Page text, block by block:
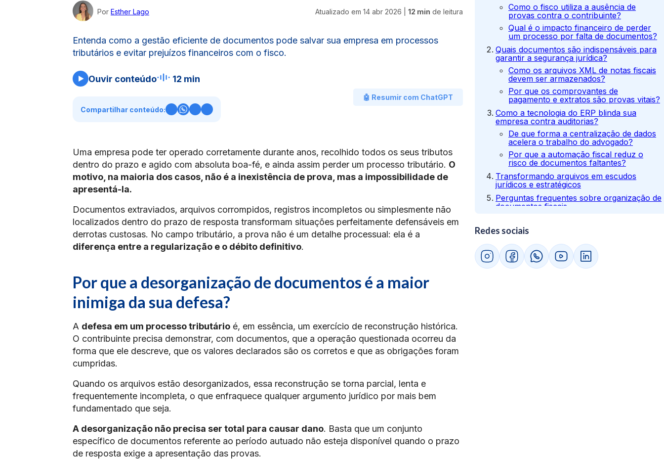
Por Esther Lago Atualizado em 14 abr 2026 12 min de leitura
Entenda como a gestão eficiente de documentos pode salvar sua empresa em processos
tributários e evitar prejuízos financeiros com o fisco.
Ouvir conteúdo 12 min
🤖 Resumir com ChatGPT
Compartilhar conteúdo:
Uma empresa pode ter operado corretamente durante anos, recolhido todos os seus tributos
dentro do prazo e agido com absoluta boa-fé, e ainda assim perder um processo tributário. O
motivo, na maioria dos casos, não é a inexistência de prova, mas a impossibilidade de
apresentá-la.
Documentos extraviados, arquivos corrompidos, registros incompletos ou simplesmente não
localizados dentro do prazo de resposta transformam situações perfeitamente defensáveis em
derrotas custosas. No campo tributário, a prova não é um detalhe processual: ela é a
diferença entre a regularização e o débito definitivo.
Por que a desorganização de documentos é a maior
inimiga da sua defesa?
A defesa em um processo tributário é, em essência, um exercício de reconstrução histórica.
O contribuinte precisa demonstrar, com documentos, que a operação questionada ocorreu da
forma que ele descreve, que os valores declarados são os corretos e que as obrigações foram
cumpridas.
Quando os arquivos estão desorganizados, essa reconstrução se torna parcial, lenta e
frequentemente incompleta, o que enfraquece qualquer argumento jurídico por mais bem
fundamentado que seja.
A desorganização não precisa ser total para causar dano. Basta que um conjunto
específico de documentos referente ao período autuado não esteja disponível quando o prazo
de resposta exige a apresentação das provas.
Como o fisco utiliza a ausência de
provas contra o contribuinte?
Qual é o impacto financeiro de perder
um processo por falta de documentos?
Quais documentos são indispensáveis para
garantir a segurança jurídica?
Como os arquivos XML de notas fiscais
devem ser armazenados?
Por que os comprovantes de
pagamento e extratos são provas vitais?
Como a tecnologia do ERP blinda sua
empresa contra auditorias?
De que forma a centralização de dados
acelera o trabalho do advogado?
Por que a automação fiscal reduz o
risco de documentos faltantes?
Transformando arquivos em escudos
jurídicos e estratégicos
Perguntas frequentes sobre organização de
documentos fiscais
solicitar primeiro em uma fiscalização?
mesmo valor jurídico que os físicos?
3. O que fazer se a empresa perdeu
documentos de anos anteriores?
Redes sociais